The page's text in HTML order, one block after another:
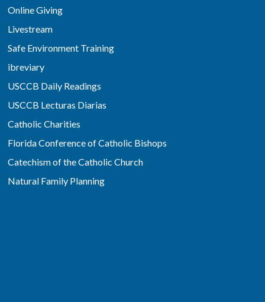
Online Giving
Livestream
Safe Environment Training
ibreviary
USCCB Daily Readings
USCCB Lecturas Diarias
Catholic Charities
Florida Conference of Catholic Bishops
Catechism of the Catholic Church
Natural Family Planning